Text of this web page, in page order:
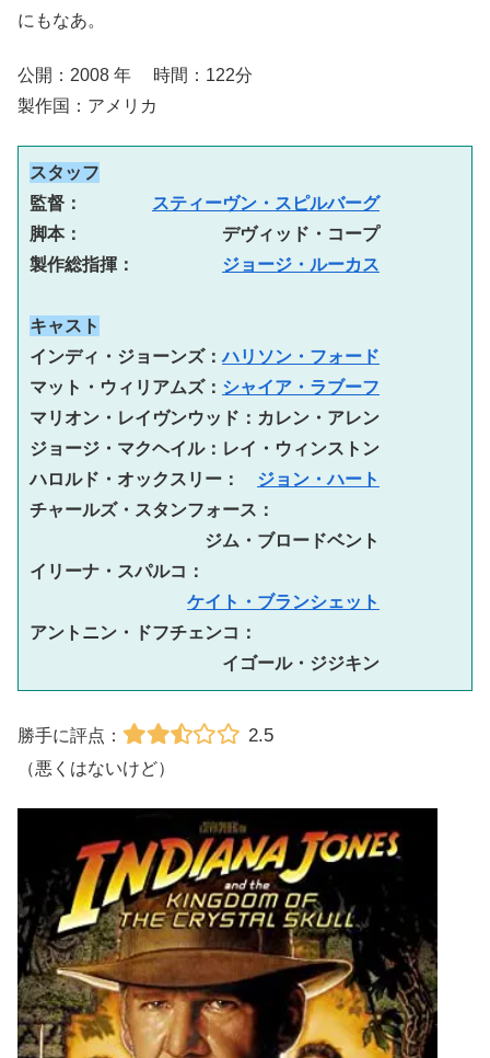
にもなあ。
公開：2008 年 時間：122分
製作国：アメリカ
スタッフ
監督： スティーヴン・スピルバーグ
脚本：　　　　　　　　デヴィッド・コープ
製作総指揮： ジョージ・ルーカス
キャスト
インディ・ジョーンズ：ハリソン・フォード
マット・ウィリアムズ： シャイア・ラブーフ
マリオン・レイヴンウッド：カレン・アレン
ジョージ・マクヘイル：レイ・ウィンストン
ハロルド・オックスリー： ジョン・ハート
チャールズ・スタンフォース：
ジム・ブロードベント
イリーナ・スパルコ：
ケイト・ブランシェット
アントニン・ドフチェンコ：
イゴール・ジジキン
勝手に評点： 2.5
（悪くはないけど）